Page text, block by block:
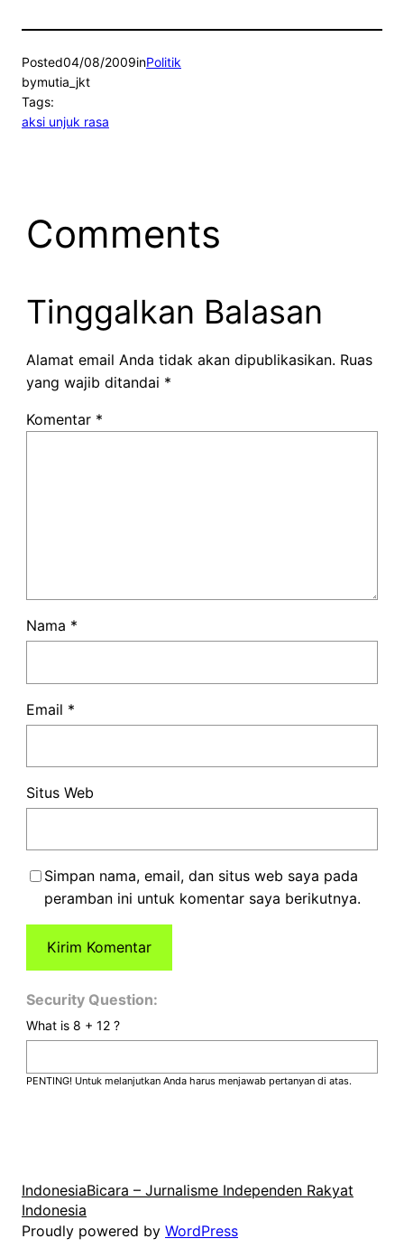
Posted04/08/2009inPolitik
bymutia_jkt
Tags:
aksi unjuk rasa
Comments
Tinggalkan Balasan
Alamat email Anda tidak akan dipublikasikan. Ruas
yang wajib ditandai *
Komentar *
Nama *
Email *
Situs Web
Simpan nama, email, dan situs web saya pada
peramban ini untuk komentar saya berikutnya.
Security Question:
What is 8 + 12 ?
PENTING! Untuk melanjutkan Anda harus menjawab pertanyan di atas.
IndonesiaBicara – Jurnalisme Independen Rakyat
Indonesia
Proudly powered by WordPress